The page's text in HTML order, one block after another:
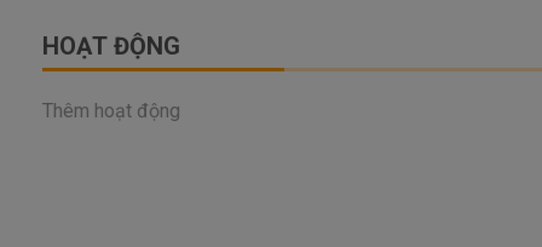
HOẠT ĐỘNG
Thêm hoạt động